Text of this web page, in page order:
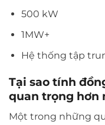
500 kW
1MW+
Hệ thống tập
Tại sao tính
quan trọng hơn
Một trong những